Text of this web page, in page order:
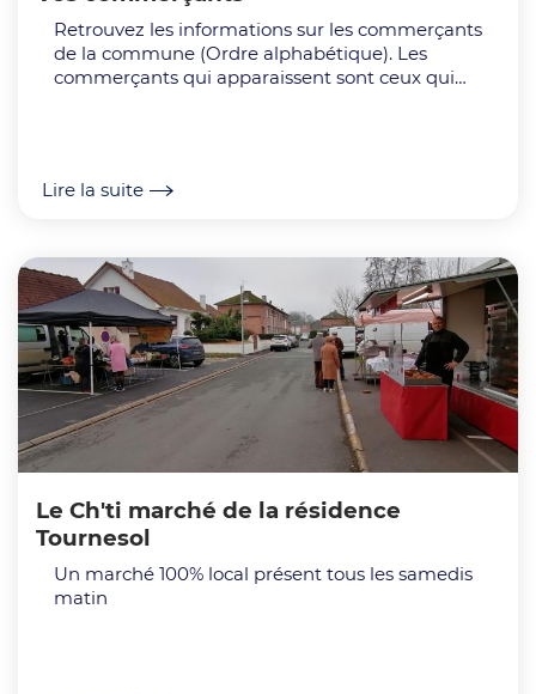
Retrouvez les informations sur les commerçants
de la commune (Ordre alphabétique). Les
commerçants qui apparaissent sont ceux qui
Lire la suite
Le Ch'ti marché de la résidence
Tournesol
Un marché 100% local présent tous les samedis
matin